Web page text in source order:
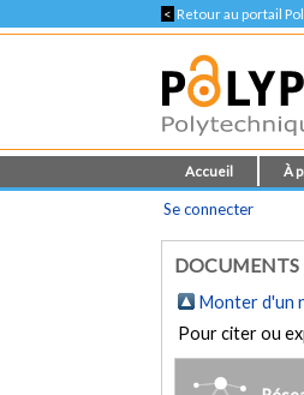
< Retour au portail
Accueil À
Se connecter
DOCUMENTS
Monter d'un
Pour citer ou